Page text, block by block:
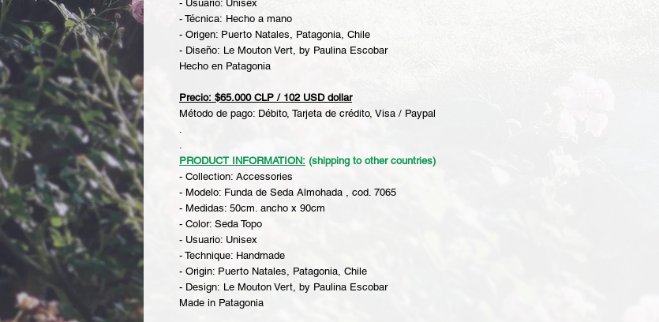
- Usuario: Unisex
- Técnica: Hecho a mano
- Origen: Puerto Natales, Patagonia, Chile
- Diseño: Le Mouton Vert, by Paulina Escobar
Hecho en Patagonia
Precio: $65.000 CLP / 102 USD dollar
Método de pago: Débito, Tarjeta de crédito, Visa / Paypal
PRODUCT INFORMATION: (shipping to other countries)
- Collection: Accessories
- Modelo: Funda de Seda Almohada , cod. 7065
- Medidas: 50cm. ancho x 90cm
- Color: Seda Topo
- Usuario: Unisex
- Technique: Handmade
- Origin: Puerto Natales, Patagonia, Chile
- Design: Le Mouton Vert, by Paulina Escobar
Made in Patagonia